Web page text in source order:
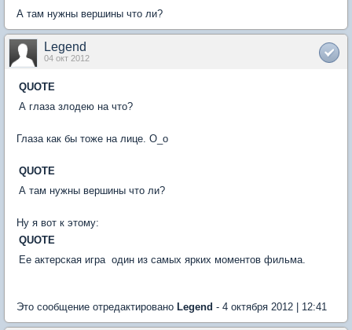
А там нужны вершины что ли?
Legend
04 окт 2012
QUOTE
А глаза злодею на что?
Глаза как бы тоже на лице. O_o
QUOTE
А там нужны вершины что ли?
Ну я вот к этому:
QUOTE
Ее актерская игра  один из самых ярких моментов фильма.
Это сообщение отредактировано Legend - 4 октября 2012 | 12:41